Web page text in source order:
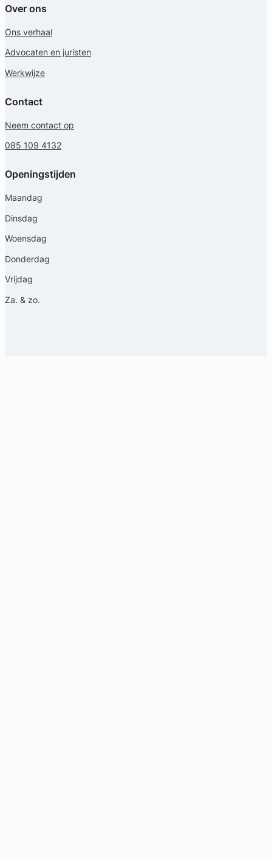
Over ons
Ons verhaal
Advocaten en juristen
Werkwijze
Contact
Neem contact op
085 109 4132
Openingstijden
Maandag
Dinsdag
Woensdag
Donderdag
Vrijdag
Za. & zo.